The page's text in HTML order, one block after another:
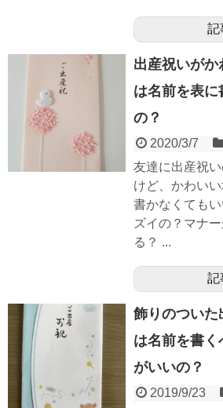
記
出産祝いが
は名前を表
の？
2020/3/7
友達に出産祝
けど、かわい
書かなくても
ズイの？マナ
る？ ...
記
飾りのついた
は名前を書
がいいの？
2019/9/23